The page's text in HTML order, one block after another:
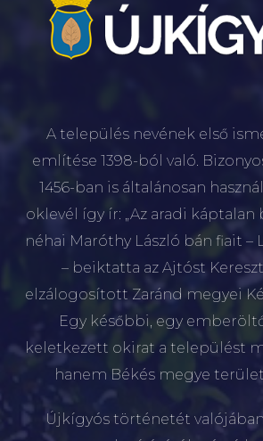
A település nevének első
említése 1398-ból való.
1456-ban is általánosan
oklevél így ír: „Az aradi
néhai Maróthy László bán fiait –
– beiktatta az Ajtóst
elzálogosított Zaránd megyei
Egy későbbi, egy
keletkezett okirat a települést
hanem Békés megye
Újkígyós történetét valójában